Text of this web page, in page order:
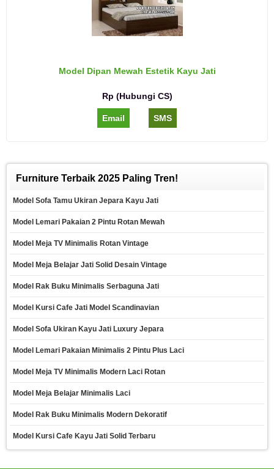
Model Dipan Mewah Estetik Kayu Jati
Rp (Hubungi CS)
Email SMS
Furniture Terbaik 2025 Paling Tren!
Model Sofa Tamu Ukiran Jepara Kayu Jati
Model Lemari Pakaian 2 Pintu Rotan Mewah
Model Meja TV Minimalis Rotan Vintage
Model Meja Belajar Jati Solid Desain Vintage
Model Rak Buku Minimalis Serbaguna Jati
Model Kursi Cafe Jati Model Scandinavian
Model Sofa Ukiran Kayu Jati Luxury Jepara
Model Lemari Pakaian Minimalis 2 Pintu Plus Laci
Model Meja TV Minimalis Modern Laci Rotan
Model Meja Belajar Minimalis Laci
Model Rak Buku Minimalis Modern Dekoratif
Model Kursi Cafe Kayu Jati Solid Terbaru